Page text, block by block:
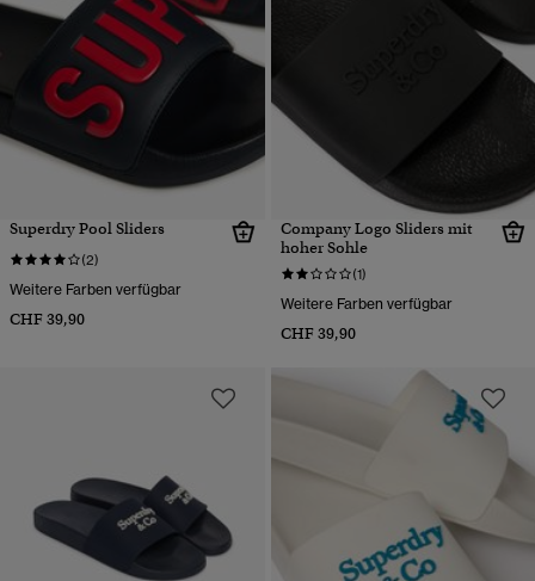
Superdry Pool Sliders
(2)
Weitere Farben verfügbar
CHF 39,90
Company Logo Sliders mit
hoher Sohle
(1)
Weitere Farben verfügbar
CHF 39,90